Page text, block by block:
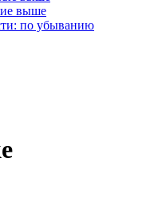
выше
по убыванию